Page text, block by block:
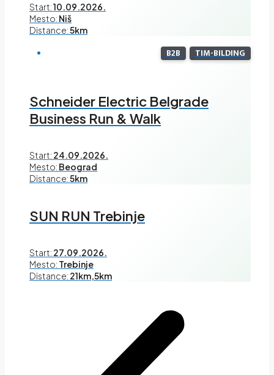
Start:10.09.2026.
Mesto: Niš
Distance:5km
B2B TIM-BILDING
Schneider Electric Belgrade
Business Run & Walk
Start: 24.09.2026.
Mesto: Beograd
Distance:5km
SUN RUN Trebinje
Start: 27.09.2026.
Mesto: Trebinje
Distance: 21km,5km